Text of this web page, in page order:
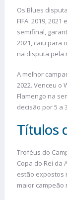
Os Blues
FIFA: 2019,
semifinal,
2021, caiu para
na disputa pela
A melhor
2022. Venceu o
Flamengo na
decisão por 5 a
Títulos
Troféus do
Copa do Rei da
estão expostos
maior campeão